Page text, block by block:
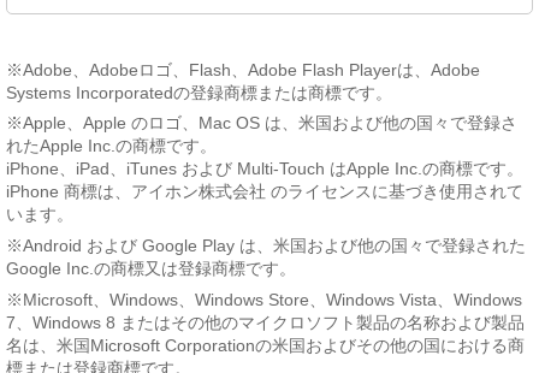
※Adobe、Adobeロゴ、Flash、Adobe Flash Playerは、Adobe
Systems Incorporatedの登録商標または商標です。
※Apple、Apple のロゴ、Mac OS は、米国および他の国々で登録さ
れたApple Inc.の商標です。
iPhone、iPad、iTunes および Multi-Touch はApple Inc.の商標です。
iPhone 商標は、アイホン株式会社 のライセンスに基づき使用されて
います。
※Android および Google Play は、米国および他の国々で登録された
Google Inc.の商標又は登録商標です。
※Microsoft、Windows、Windows Store、Windows Vista、Windows
7、Windows 8 またはその他のマイクロソフト製品の名称および製品
名は、米国Microsoft Corporationの米国およびその他の国における商
標または登録商標です。